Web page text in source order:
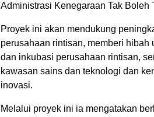
Administrasi Kenegaraan Tak Boleh
Proyek ini akan mendukung
perusahaan rintisan, memberi
dan inkubasi perusahaan rintisan,
kawasan sains dan teknologi dan
inovasi.
Melalui proyek ini ia mengatakan